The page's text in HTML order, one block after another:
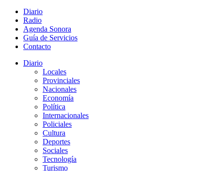
Diario
Radio
Agenda Sonora
Guía de Servicios
Contacto
Diario
Locales
Provinciales
Nacionales
Economía
Política
Internacionales
Policiales
Cultura
Deportes
Sociales
Tecnología
Turismo